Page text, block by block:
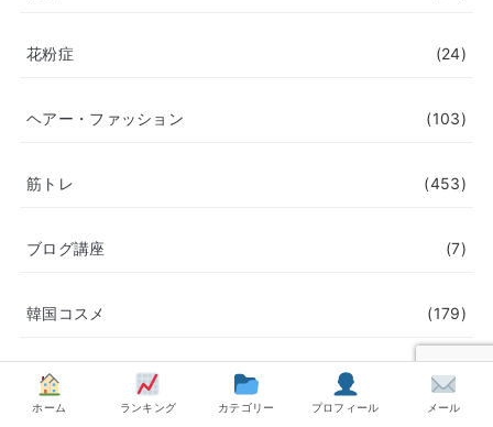
花粉症 (24)
ヘアー・ファッション (103)
筋トレ (453)
ブログ講座 (7)
韓国コスメ (179)
日焼け止め (51)
ホーム ランキング カテゴリー プロフィール メール